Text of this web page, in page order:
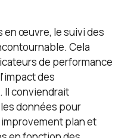
en œuvre, le suivi des
Cela
de performance
des
Il conviendrait
données pour
improvement plan et